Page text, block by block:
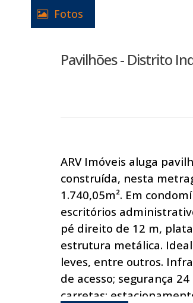
Fotos
Pavilhões - Distrito
ARV Imóveis aluga
construída, nesta
1.740,05m². Em
escritórios
pé direito de 12 m,
estrutura metálica.
leves, entre outros.
de acesso; segurança
carretas;